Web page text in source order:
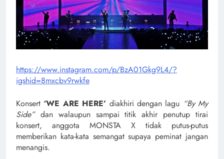
https://www.instagram.com/p/BzA01Gkg9L4/?
igshid=8mxcbv9rwkfe
Konsert ‘WE ARE HERE’ diakhiri dengan lagu “By My
Side”dan walaupun sampai titik akhir penutup tirai
konsert, anggota MONSTA X tidak putus-putus
memberikan kata-kata semangat supaya peminat jangan
menangis.